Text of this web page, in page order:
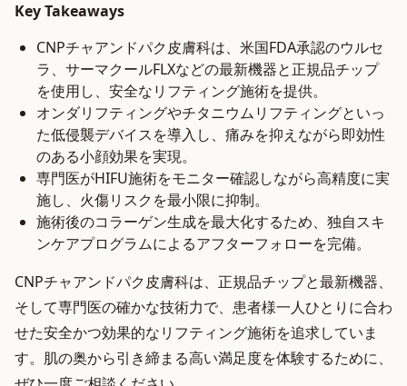
Key Takeaways
CNPチャアンドパク皮膚科は、米国FDA承認のウルセ
ラ、サーマクールFLXなどの最新機器と正規品チップ
を使用し、安全なリフティング施術を提供。
オンダリフティングやチタニウムリフティングといっ
た低侵襲デバイスを導入し、痛みを抑えながら即効性
のある小顔効果を実現。
専門医がHIFU施術をモニター確認しながら高精度に実
施し、火傷リスクを最小限に抑制。
施術後のコラーゲン生成を最大化するため、独自スキ
ンケアプログラムによるアフターフォローを完備。
CNPチャアンドパク皮膚科は、正規品チップと最新機器、
そして専門医の確かな技術力で、患者様一人ひとりに合わ
せた安全かつ効果的なリフティング施術を追求していま
す。肌の奥から引き締まる高い満足度を体験するために、